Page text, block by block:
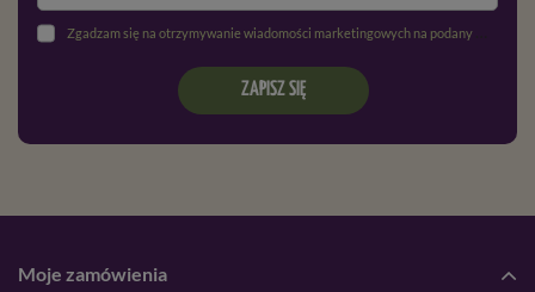
Zgadzam się na otrzymywanie wiadomości marketingowych na podany adres e-mail oraz przetwarzanie danych osobowych zgodnie z
ZAPISZ SIĘ
Moje zamówienia